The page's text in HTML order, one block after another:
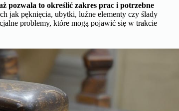
pozwala to określić zakres prac i potrzebne
jak pęknięcia, ubytki, luźne elementy czy ślady
problemy, które mogą pojawić się w trakcie